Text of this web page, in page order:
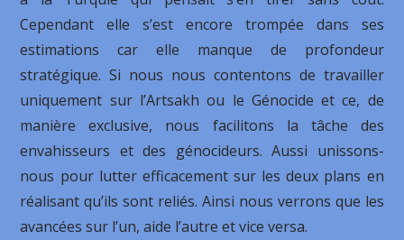
Cependant elle s’est encore trompée dans ses
estimations car elle manque de profondeur
stratégique. Si nous nous contentons de travailler
uniquement sur l’Artsakh ou le Génocide et ce, de
manière exclusive, nous facilitons la tâche des
envahisseurs et des génocideurs. Aussi unissons-
nous pour lutter efficacement sur les deux plans en
réalisant qu’ils sont reliés. Ainsi nous verrons que les
avancées sur l’un, aide l’autre et vice versa.